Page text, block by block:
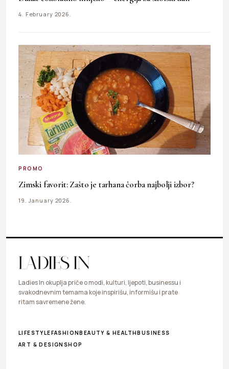
4. February 2026.
PROMO
Zimski favorit: Zašto je tarhana čorba najbolji izbor?
19. January 2026.
Ladies In okuplja priče o modi, kulturi, ljepoti, businessu i
svakodnevnim temama koje inspirišu, informišu i prate
ritam savremene žene.
LIFESTYLEFASHIONBEAUTY & HEALTHBUSINESS
ART & DESIGN SHOP